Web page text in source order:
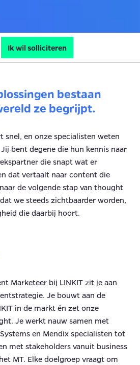
Ik wil solliciteren
bestaan
ze begrijpt.
snel, en onze specialisten weten
bent degene die hun kennis naar
die snapt wat er
dat vertaalt naar content die
de volgende stap van thought
we steeds zichtbaarder worden,
die daarbij hoort.
Marketeer bij LINKIT zit je aan
Je bouwt aan de
in de markt én zet onze
Je werkt nauw samen met
en Mendix specialisten tot
met stakeholders vanuit business
MT. Elke doelgroep vraagt om